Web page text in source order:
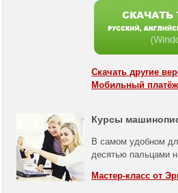
Скачать другие
Мобильный платёж
Курсы
В самом удобном
десятью пальцами
Мастер-класс от